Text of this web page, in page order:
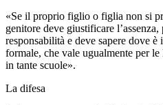
«Se il proprio figlio o figlia non si
genitore deve giustificare
responsabilità e deve sapere dove
formale, che vale ugualmente per
in tante scuole».
La difesa